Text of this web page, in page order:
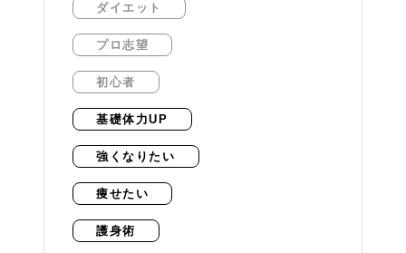
ダイエット
プロ志望
初心者
基礎体力UP
強くなりたい
痩せたい
護身術